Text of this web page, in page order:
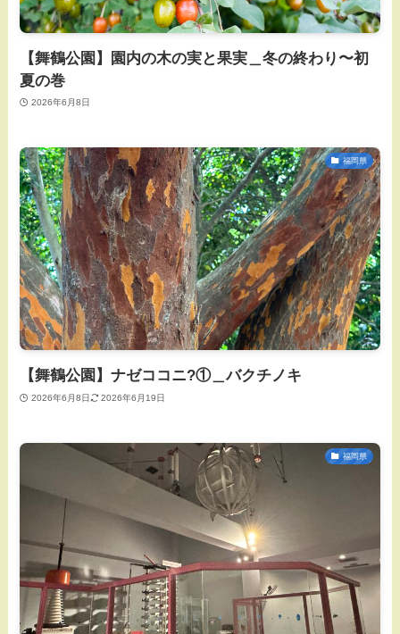
【舞鶴公園】園内の木の実と果実＿冬の終わり〜初
夏の巻
2026年6月8日
福岡県
【舞鶴公園】ナゼココニ?①＿バクチノキ
2026年6月8日 2026年6月19日
福岡県